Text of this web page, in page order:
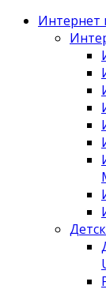
Интернет